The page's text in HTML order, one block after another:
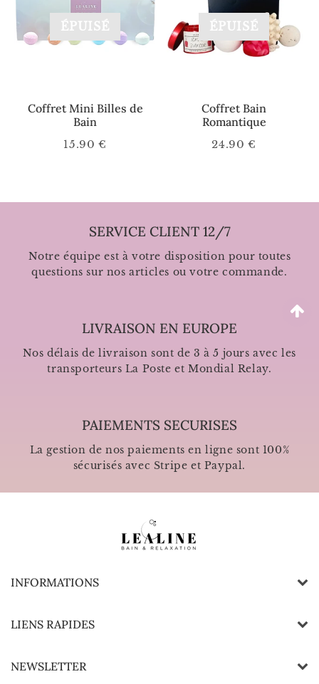
ÉPUISÉ
Coffret Mini Billes de
Bain
Prix
15.90 €
ÉPUISÉ
Coffret Bain
Romantique
Prix
24.90 €
SERVICE CLIENT 12/7
Notre équipe est à votre disposition pour toutes
questions sur nos articles ou votre commande.
LIVRAISON EN EUROPE
Nos délais de livraison sont de 3 à 5 jours avec les
transporteurs La Poste et Mondial Relay.
PAIEMENTS SECURISES
La gestion de nos paiements en ligne sont 100%
sécurisés avec Stripe et Paypal.
INFORMATIONS
LIENS RAPIDES
NEWSLETTER